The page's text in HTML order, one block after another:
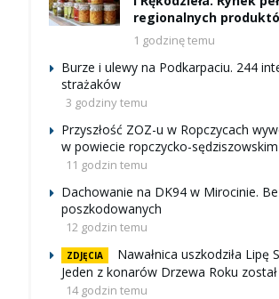
regionalnych
1 godzinę temu
Burze i ulewy na Podkarpaciu. 244
strażaków
3 godziny temu
Przyszłość ZOZ-u w Ropczycach
w powiecie ropczycko-sędziszowskim
11 godzin temu
Dachowanie na DK94 w Mirocinie.
poszkodowanych
12 godzin temu
ZDJĘCIA
Nawałnica uszkodziła Lipę
Jeden z konarów Drzewa Roku
14 godzin temu